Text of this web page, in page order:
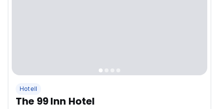
Hotell
The 99 Inn Hotel